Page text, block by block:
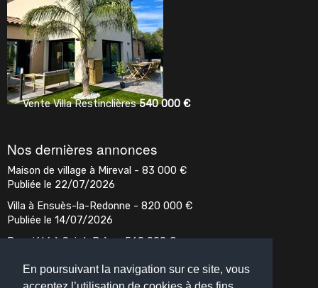
En poursuivant la navigation sur ce site, vous
VenteVillaRestinclières540 000 €
Nos dernières annonces
Maison de village à Mireval - 83 000 €
Publiée le 22/07/2026
Villa à Ensuès-la-Redonne - 820 000 €
Publiée le 14/07/2026
Propriété à Saint-Brès -560 000 €